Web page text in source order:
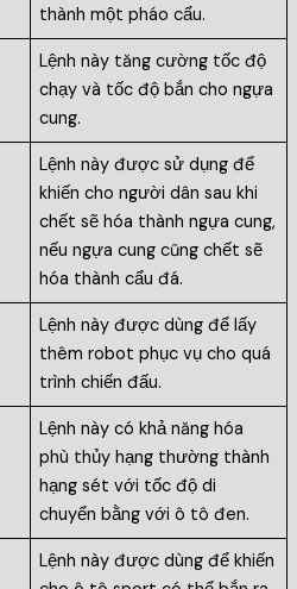
thành một pháo cẩu.
Lệnh này tăng cường tốc độ
chạy và tốc độ bắn cho ngựa
cung.
Lệnh này được sử dụng để
khiến cho người dân sau khi
chết sẽ hóa thành ngựa cung,
nếu ngựa cung cũng chết sẽ
hóa thành cẩu đá.
Lệnh này được dùng để lấy
thêm robot phục vụ cho quá
trình chiến đấu.
Lệnh này có khả năng hóa
phù thủy hạng thường thành
hạng sét với tốc độ di
chuyển bằng với ô tô đen.
Lệnh này được dùng để khiến